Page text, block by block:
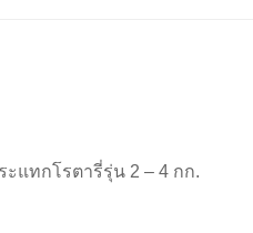
แทกโรตารี่รุ่น 2 – 4 กก.